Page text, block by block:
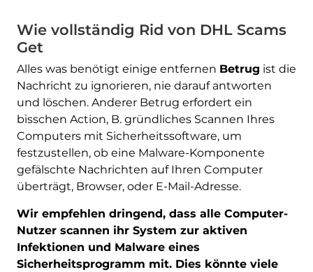
Wie vollständig Rid von DHL Scams
Get
Alles was benötigt einige entfernen Betrug ist die
Nachricht zu ignorieren, nie darauf antworten
und löschen. Anderer Betrug erfordert ein
bisschen Action, B. gründliches Scannen Ihres
Computers mit Sicherheitssoftware, um
festzustellen, ob eine Malware-Komponente
gefälschte Nachrichten auf Ihren Computer
überträgt, Browser, oder E-Mail-Adresse.
Wir empfehlen dringend, dass alle Computer-
Nutzer scannen ihr System zur aktiven
Infektionen und Malware eines
Sicherheitsprogramm mit. Dies könnte viele